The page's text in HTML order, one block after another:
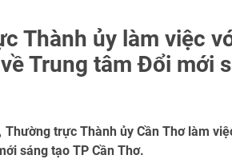
Thành ủy làm việc
Trung tâm Đổi mới
Thường trực Thành ủy Cần Thơ làm
sáng tạo TP Cần Thơ.